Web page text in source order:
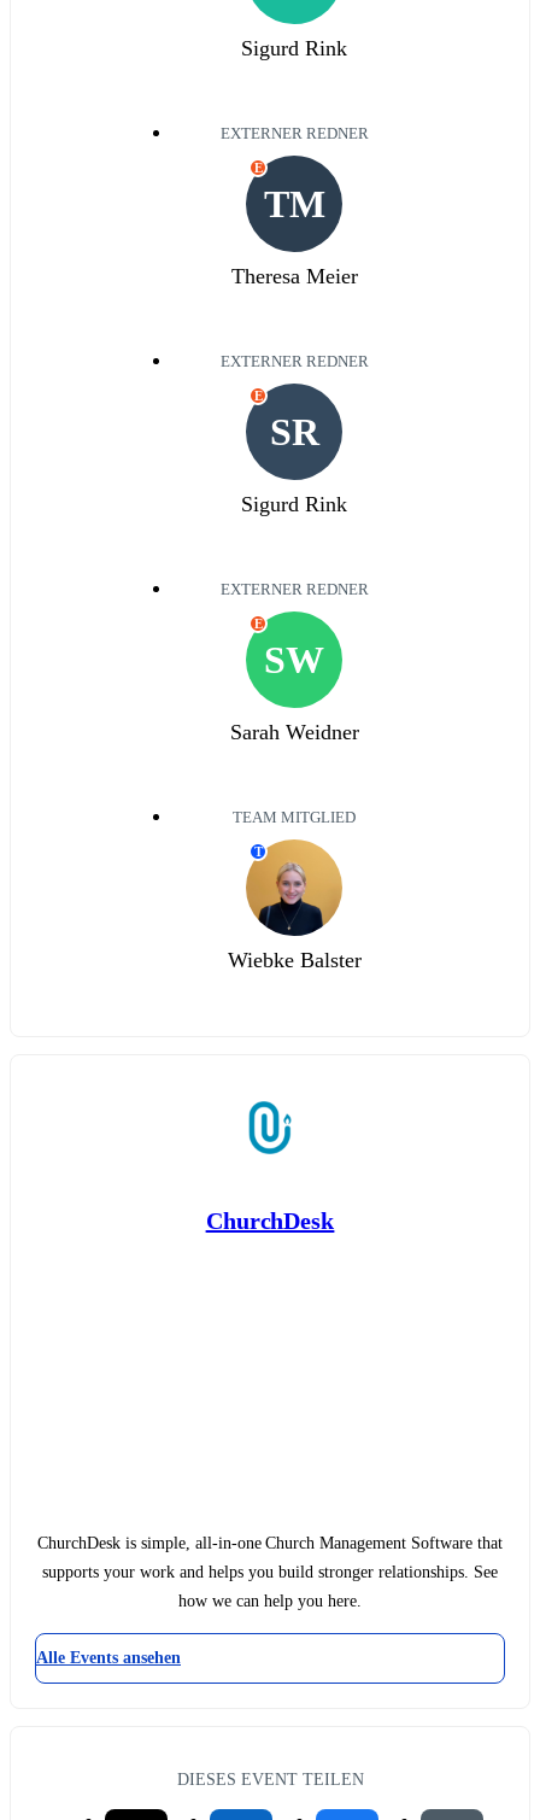
Sigurd Rink
EXTERNER REDNER
TM
E
Theresa Meier
EXTERNER REDNER
SR
E
Sigurd Rink
EXTERNER REDNER
SW
E
Sarah Weidner
TEAM MITGLIED
T
Wiebke Balster
ChurchDesk
ChurchDesk is simple, all-in-one Church Management Software that
supports your work and helps you build stronger relationships. See
how we can help you here.
Alle Events ansehen
DIESES EVENT TEILEN